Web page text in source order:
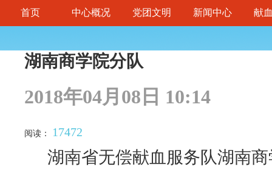
首页 中心概况 党团文明 新闻中心 献
湖南商学院分队
2018年04月08日 10:14
阅读： 17472
湖南省无偿献血服务队湖南